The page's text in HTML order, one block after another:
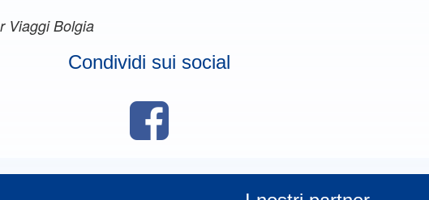
Viaggi Bolgia
Condividi sui social